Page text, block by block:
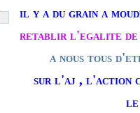
il y a du grain a
retablir l'egalite de
a nous tous
sur l'aj , l'action
le